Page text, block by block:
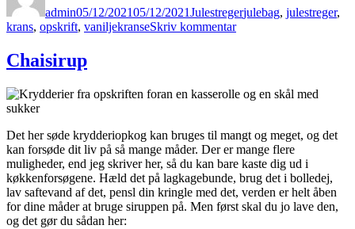
admin05/12/202105/12/2021Julestregerjulebag, julestreger,
krans, opskrift, vaniljekranseSkriv kommentartil
Chaisirup
Det her søde krydderiopkog kan bruges til mangt og meget, og det
kan forsøde dit liv på så mange måder. Der er mange flere
muligheder, end jeg skriver her, så du kan bare kaste dig ud i
køkkenforsøgene. Hæld det på lagkagebunde, brug det i bolledej,
lav saftevand af det, pensl din kringle med det, verden er helt åben
for dine måder at bruge siruppen på. Men først skal du jo lave den,
og det gør du sådan her: